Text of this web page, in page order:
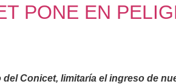
PONE EN
Conicet, limitaría el ingreso de